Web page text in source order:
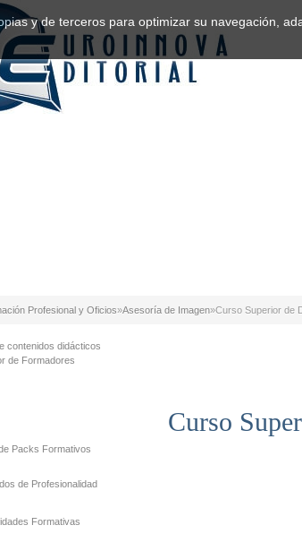
Profesional y Oficios»Asesoría de Imagen»Curso Superior de
contenidos didácticos
de Formadores
Packs Formativos
de Profesionalidad
Formativas
Curso
y de terceros para optimizar su navegación,